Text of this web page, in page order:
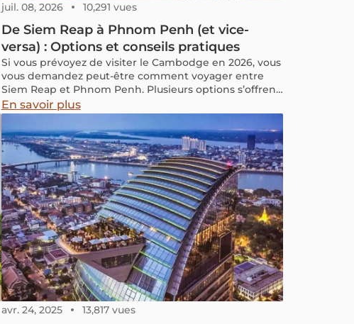
juil. 08, 2026 10,291 vues
De Siem Reap à Phnom Penh (et vice-
versa) : Options et conseils pratiques
Si vous prévoyez de visiter le Cambodge en 2026, vous
vous demandez peut-être comment voyager entre
Siem Reap et Phnom Penh. Plusieurs options s’offrent
à vous, adaptées à tous les budgets, du plus
confortable au plus simple.
En savoir plus
avr. 24, 2025 13,817 vues